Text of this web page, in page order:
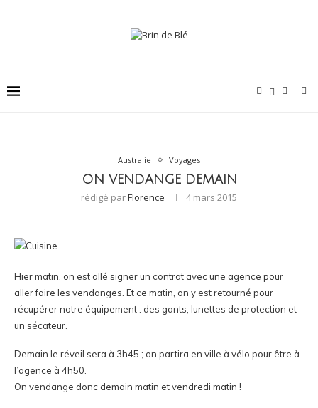
Australie Voyages
ON VENDANGE DEMAIN
rédigé parFlorence 4 mars 2015
Hier matin, on est allé signer un contrat avec une agence pour
aller faire les vendanges. Et ce matin, on y est retourné pour
récupérer notre équipement : des gants, lunettes de protection et
un sécateur.
Demain le réveil sera à 3h45 ; on partira en ville à vélo pour être à
l’agence à 4h50.
On vendange donc demain matin et vendredi matin !